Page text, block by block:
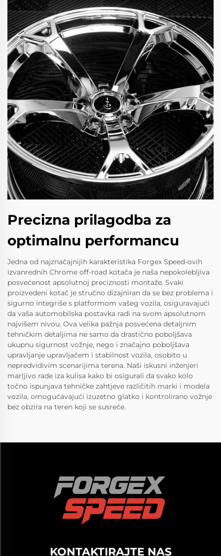
Precizna prilagodba za
optimalnu performancu
Jedna od najznačajnijih karakteristika Forgex Speed-ovih
izvanrednih Chrome off-road kotača je naša nepokolebljiva
posvećenost apsolutnoj preciznosti montaže. Svaki
proizvedeni kotač je stručno dizajniran da se bez problema i
sigurno integriše s platformom vašeg vozila, osiguravajući
da vaša automobilska postavka radi na svom apsolutnom
najvišem nivou. Ova velika pažnja posvećena detaljnim
tehničkim detaljima ne samo da drastično poboljšava
ukupnu sigurnost vožnje, nego i značajno poboljšava
upravljanje upravljačem i stabilnost vozila, osobito u
nepredvidivim scenarijima terena. Naši iskusni inženjeri
marljivo rade iza kulisa kako bi osigurali da svako kolo
točno ispunjava tehničke zahtjeve različitih marki i modela
vozila, omogućavajući izuzetno glatko i kontrolirano vožnje
bez obzira na teren koji se susreće.
KONTAKTIRAJTE NAS